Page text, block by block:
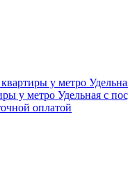
у метро
у метро Удельная c
оплатой